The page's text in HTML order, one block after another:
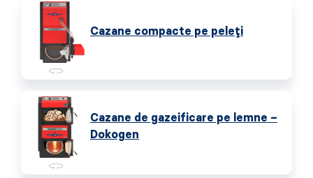
Cazane compacte pe peleți
Cazane de gazeificare pe lemne –
Dokogen